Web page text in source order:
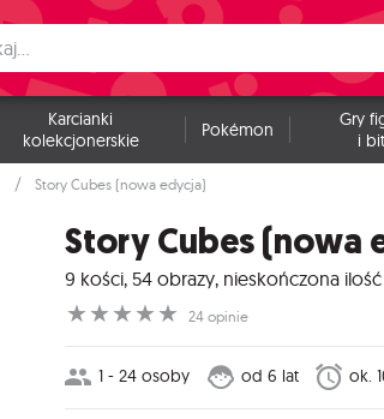
Karcianki
kolekcjonerskie
Pokémon
Gry
i
Story Cubes (nowa edycja)
Story Cubes (nowa
9 kości, 54 obrazy, nieskończona
☆
☆
☆
☆
☆ 24 opinie
1 - 24 osoby od 6 lat ok.